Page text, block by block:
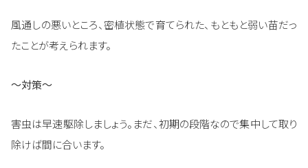
風通しの悪いところ、密植状態で育てられた、もともと弱い苗だっ
たことが考えられます。
〜対策〜
害虫は早速駆除しましょう。まだ、初期の段階なので集中して取り
除けば間に合います。